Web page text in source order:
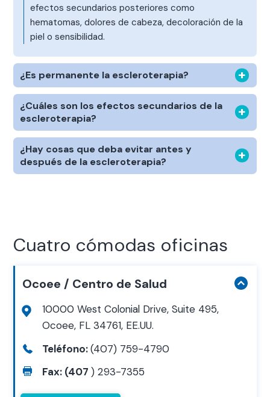
efectos secundarios posteriores como
hematomas, dolores de cabeza, decoloración de la
piel o sensibilidad.
¿Es permanente la escleroterapia?
¿Cuáles son los efectos secundarios de la
escleroterapia?
¿Hay cosas que deba evitar antes y
después de la escleroterapia?
Cuatro cómodas oficinas
Ocoee / Centro de Salud
10000 West Colonial Drive, Suite 495,
Ocoee, FL 34761, EE.UU.
Teléfono:(407) 759-4790
Fax: (407 ) 293-7355